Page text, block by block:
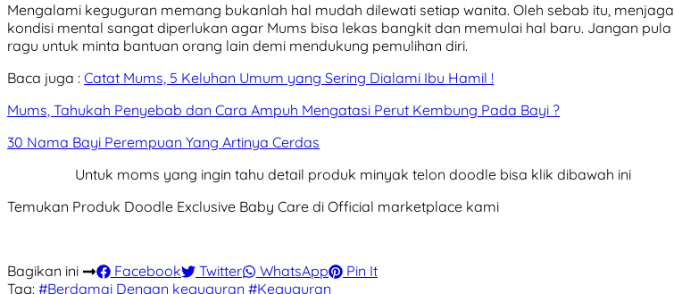
Mengalami keguguran memang bukanlah hal mudah dilewati setiap wanita. Oleh sebab itu, menjaga
kondisi mental sangat diperlukan agar Mums bisa lekas bangkit dan memulai hal baru. Jangan pula
ragu untuk minta bantuan orang lain demi mendukung pemulihan diri.
Baca juga : Catat Mums, 5 Keluhan Umum yang Sering Dialami Ibu Hamil !
Mums, Tahukah Penyebab dan Cara Ampuh Mengatasi Perut Kembung Pada Bayi ?
30 Nama Bayi Perempuan Yang Artinya Cerdas
Untuk moms yang ingin tahu detail produk minyak telon doodle bisa klik dibawah ini
Temukan Produk Doodle Exclusive Baby Care di Official marketplace kami
Bagikan ini Facebook Twitter WhatsApp
Pin It
Tag: #Berdamai Dengan keguguran #Keguguran